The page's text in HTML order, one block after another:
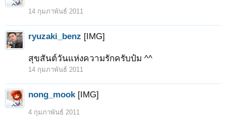
14 กุมภาพันธ์ 2011
ryuzaki_benz [IMG]
สุขสันต์วันแห่งความรักครับป๋ม ^^
14 กุมภาพันธ์ 2011
nong_mook [IMG]
4 กุมภาพันธ์ 2011
1 2 4 ถัดไป >